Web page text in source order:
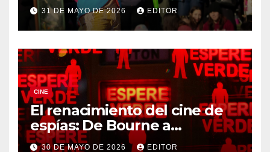
DreamWorks
31 DE MAYO DE 2026 EDITOR
CINE
El renacimiento del cine de
espías: De Bourne a
Treadstone
30 DE MAYO DE 2026 EDITOR